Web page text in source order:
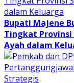
Bupati Majene
Tingkat Provinsi
Ayah dalam